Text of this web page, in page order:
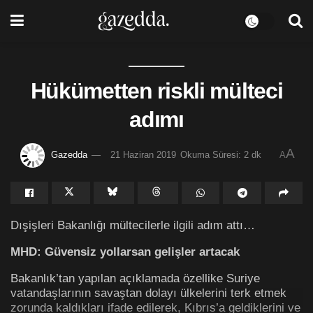
Hükümetten riskli mülteci
adımı
Gazedda 21 Haziran 2019 Okuma Süresi: 2 dk AA
Dışişleri Bakanlığı mültecilerle ilgili adım attı…
MHD: Güvensiz yollarsan gelişler artacak
Bakanlık’tan yapılan açıklamada özellike Suriye
vatandaşlarının savaştan dolayı ülkelerini terk etmek
zorunda kaldıkları ifade edilerek, Kıbrıs’a geldiklerini ve